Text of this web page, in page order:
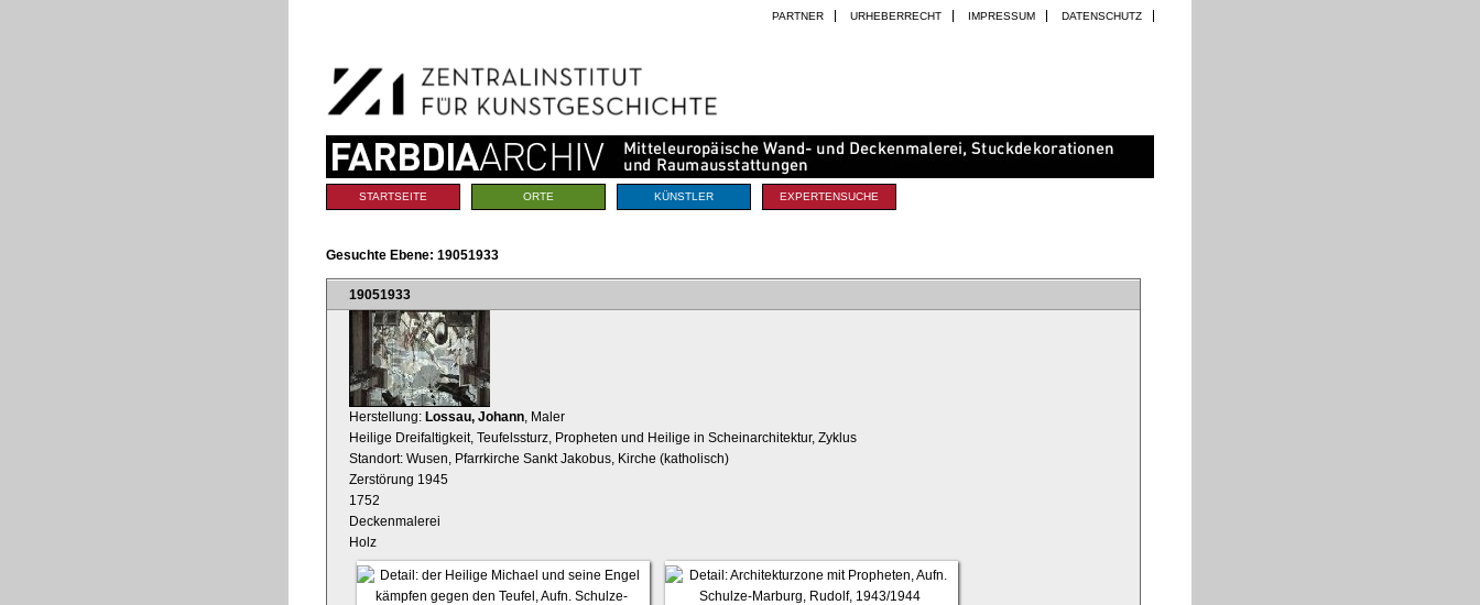
Navigation
PARTNER URHEBERRECHT IMPRESSUM DATENSCHUTZ
Sektionen
STARTSEITE ORTE KÜNSTLER EXPERTENSUCHE
Gesuchte Ebene: 19051933
19051933
Herstellung: Lossau, Johann , Maler
Heilige Dreifaltigkeit, Teufelssturz, Propheten und Heilige in Scheinarchitektur, Zyklus
Standort: Wusen, Pfarrkirche Sankt Jakobus, Kirche (katholisch)
Zerstörung 1945
1752
Deckenmalerei
Holz